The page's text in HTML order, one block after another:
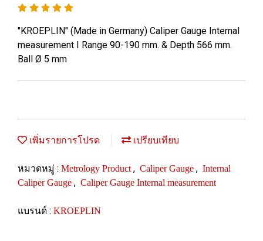
"KROEPLIN" (Made in Germany) Caliper Gauge Internal
measurement I Range 90-190 mm. & Depth 566 mm.
Ball Ø 5 mm
เพิ่มรายการโปรด เปรียบเทียบ
หมวดหมู่ : Metrology Product , Caliper Gauge , Internal
Caliper Gauge , Caliper Gauge Internal measurement
แบรนด์ : KROEPLIN